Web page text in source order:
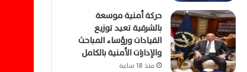
حركة أمنية موسعة
بالشرقية تعيد توزيع
القيادات ورؤساء المباحث
والإدارات الأمنية بالكامل
منذ 18 ساعة